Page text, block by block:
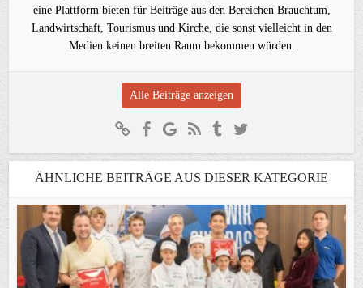
eine Plattform bieten für Beiträge aus den Bereichen Brauchtum,
Landwirtschaft, Tourismus und Kirche, die sonst vielleicht in den
Medien keinen breiten Raum bekommen würden.
Alle Beiträge anzeigen
ÄHNLICHE BEITRÄGE AUS DIESER KATEGORIE